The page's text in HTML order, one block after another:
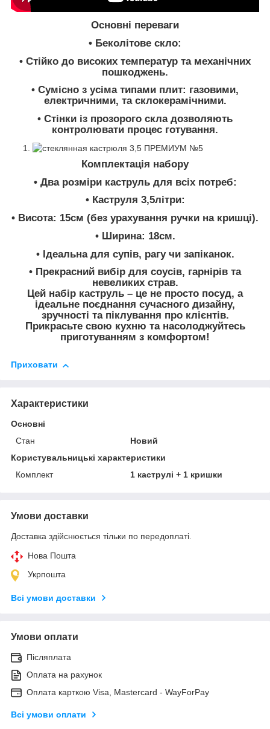
Основні переваги
• Беколітове скло:
• Стійко до високих температур та механічних
пошкоджень.
• Сумісно з усіма типами плит: газовими,
електричними, та склокерамічними.
• Стінки із прозорого скла дозволяють
контролювати процес готування.
Комплектація набору
• Два розміри каструль для всіх потреб:
• Каструля 3,5літри:
• Висота: 15см (без урахування ручки на кришці).
• Ширина: 18см.
• Ідеальна для супів, рагу чи запіканок.
• Прекрасний вибір для соусів, гарнірів та
невеликих страв.
Цей набір каструль – це не просто посуд, а
ідеальне поєднання сучасного дизайну,
зручності та піклування про клієнтів.
Прикрасьте свою кухню та насолоджуйтесь
приготуванням з комфортом!
Приховати
Характеристики
Основні
Стан
Новий
Користувальницькі характеристики
Комплект
1 каструлі + 1 кришки
Умови доставки
Доставка здійснюється тільки по передоплаті.
Нова Пошта
Укрпошта
Всі умови доставки
Умови оплати
Післяплата
Оплата на рахунок
Оплата карткою Visa, Mastercard - WayForPay
Всі умови оплати